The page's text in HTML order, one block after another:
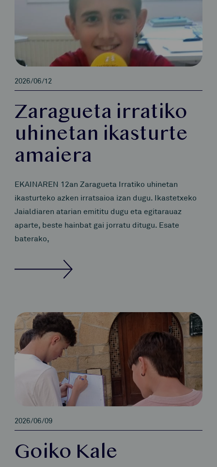
2026/06/12
Zaragueta irratiko
uhinetan ikasturte
amaiera
EKAINAREN 12an Zaragueta Irratiko uhinetan
ikasturteko azken irratsaioa izan dugu. Ikastetxeko
Jaialdiaren atarian emititu dugu eta egitarauaz
aparte, beste hainbat gai jorratu ditugu. Esate
baterako,
2026/06/09
Goiko Kale